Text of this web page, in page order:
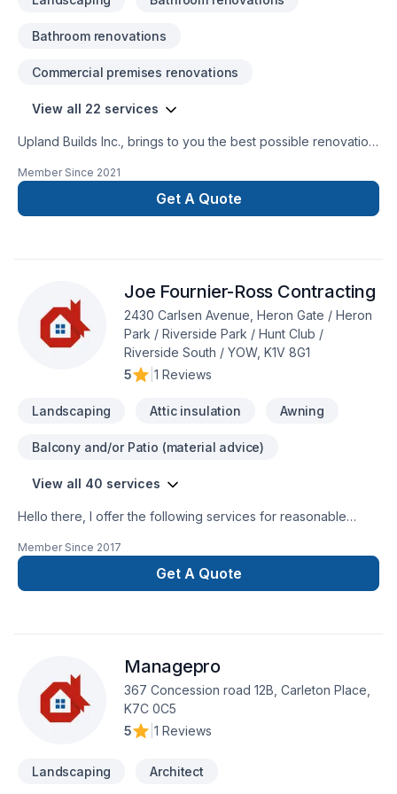
Bathroom renovations
Commercial premises renovations
View all 22 services
Upland Builds Inc., brings to you the best possible renovation
area. We specialize in home renovations such as
:KitchensBathroomsFinished basementsEntire home
renovations, and moreWe also do exterior work such
Member Since 2021
Get A Quote
Joe Fournier-Ross Contracting
2430 Carlsen Avenue, Heron Gate / Heron
Park / Riverside Park / Hunt Club /
Riverside South / YOW, K1V 8G1
5
1 Reviews
Landscaping Attic insulation Awning
Balcony and/or Patio (material advice)
View all 40 services
Hello there, I offer the following services for reasonable
casing, door casing, all types of flooring Laminate, hardwood,
engineered hardwood, cedar tongue and groove installation,
fire-pit installation, backsplashes and accent walls, as well as
Member Since 2017
Get A Quote
Managepro
367 Concession road 12B, Carleton Place,
K7C 0C5
5
1 Reviews
Landscaping Architect